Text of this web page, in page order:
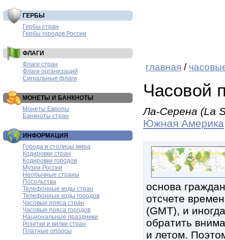
ГЕРБЫ
Гербы стран
Гербы городов России
ФЛАГИ
Флаги стран
Флаги организаций
Сигнальные флаги
МОНЕТЫ И БАНКНОТЫ
Монеты Европы
Банкноты стран
ИНФОРМАЦИЯ
Города и столицы мира
Кодировки стран
Кодировки городов
Музеи России
Необычные страны
Посольства
Телефонные коды стран
Телефонные коды городов
Часовые пояса стран
Часовые пояса городов
Национальные праздники
Розетки и вилки стран
Платные опросы
главная /
Часовой
Ла-Серена (La
Южная Америка
основа
отсчете
(GMT), и
обратить
и летом.